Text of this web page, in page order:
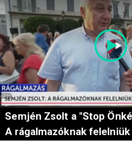
Semjén Zsolt a "Stop
A rágalmazóknak felelniük